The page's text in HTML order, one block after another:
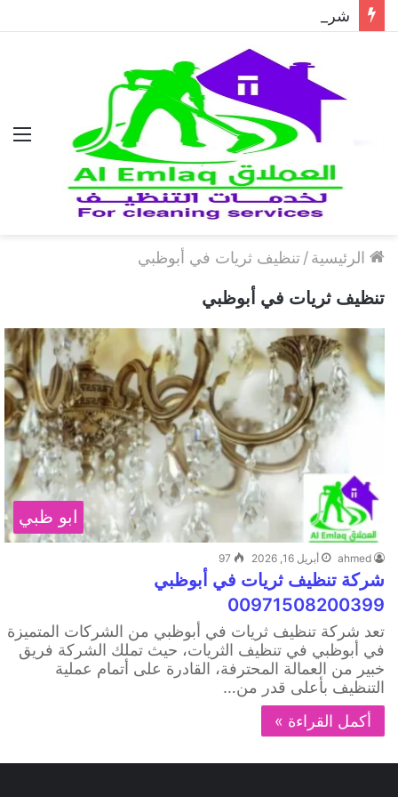
الرئيسية/تنظيف ثريات في أبوظبي
تنظيف ثريات في أبوظبي
ابو ظبي
ahmed أبريل 16, 2026 97
شركة تنظيف ثريات في أبوظبي
00971508200399
تعد شركة تنظيف ثريات في أبوظبي من الشركات المتميزة
في أبوظبي في تنظيف الثريات، حيث تملك الشركة فريق
خبير من العمالة المحترفة، القادرة على أتمام عملية
التنظيف بأعلى قدر من…
أكمل القراءة »